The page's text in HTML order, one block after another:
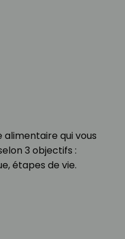
alimentaire qui vous
3 objectifs :
étapes de vie.